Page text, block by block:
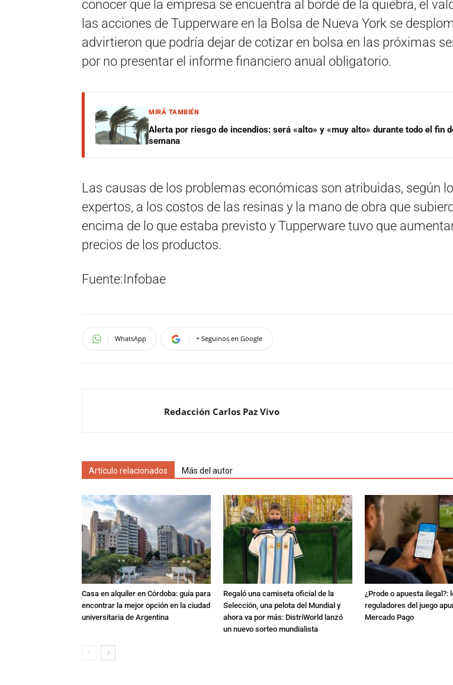
conocer que la empresa se encuentra al borde de la quiebra, el
las acciones de Tupperware en la Bolsa de Nueva York se
advirtieron que podría dejar de cotizar en bolsa en las próximas
por no presentar el informe financiero anual obligatorio.
MIRÁ TAMBIÉN
Alerta por riesgo de incendios: será «alto» y «muy alto» durante todo el fin
semana
Las causas de los problemas económicas son atribuidas, según
expertos, a los costos de las resinas y la mano de obra que
encima de lo que estaba previsto y Tupperware tuvo que
precios de los productos.
Fuente:Infobae
WhatsApp + Seguinos en Google
Redacción Carlos Paz Vivo
Artículo relacionados Más del autor
Casa en alquiler en Córdoba: guía para
encontrar la mejor opción en la ciudad
universitaria de Argentina
Regaló una camiseta oficial de la
Selección, una pelota del Mundial y
ahora va por más: DistriWorld lanzó
un nuevo sorteo mundialista
¿Prode o apuesta ilegal?:
reguladores del juego
Mercado Pago